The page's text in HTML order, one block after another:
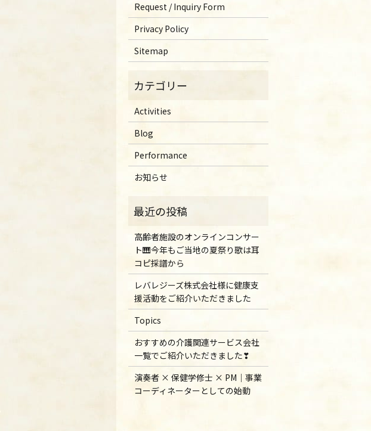
Request / Inquiry Form
Privacy Policy
Sitemap
Activities
Blog
Performance
お知らせ
高齢者施設のオンラインコンサー
ト🎹今年もご当地の夏祭り歌は耳
コピ採譜から
レバレジーズ株式会社様に健康支
援活動をご紹介いただきました
Topics
おすすめの介護関連サービス会社
一覧でご紹介いただきました❣
演奏者 × 保健学修士 × PM｜事業
コーディネーターとしての始動